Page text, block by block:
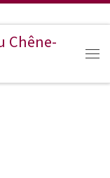
Chêne-